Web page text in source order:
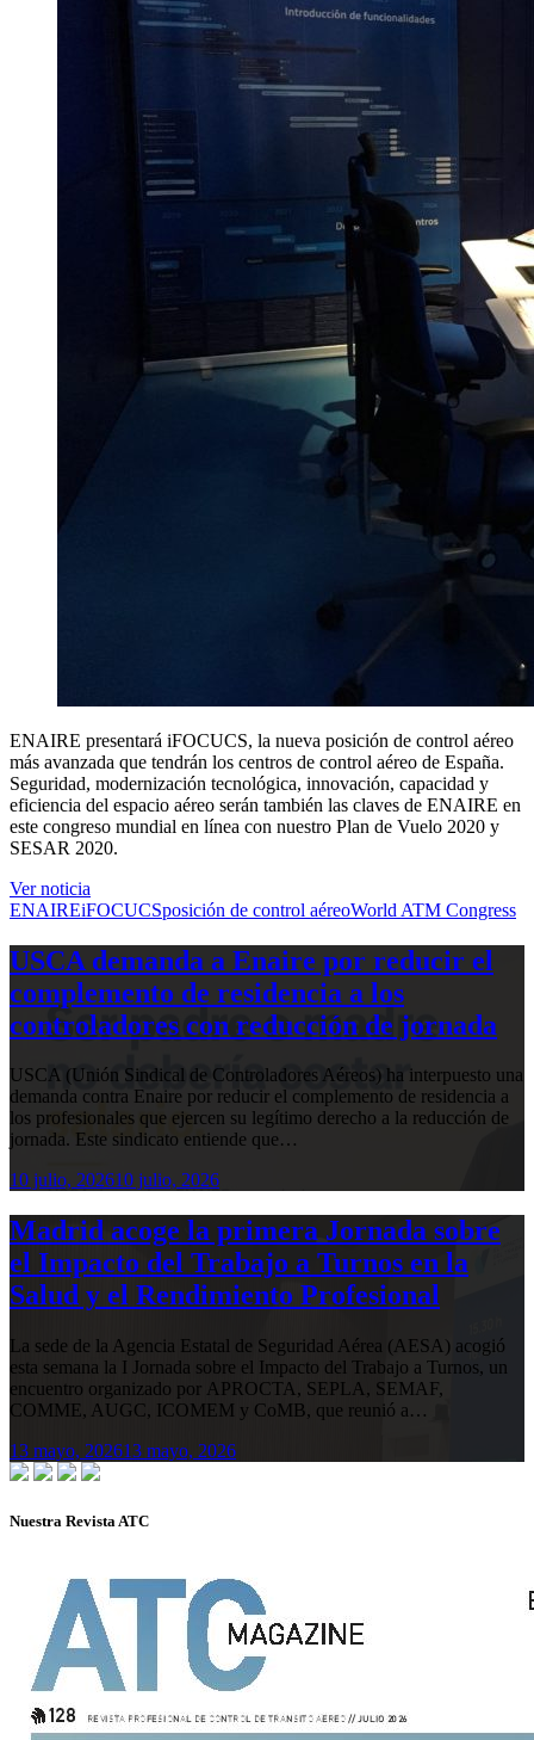
ENAIRE presentará iFOCUCS, la nueva posición de control aéreo
más avanzada que tendrán los centros de control aéreo de España.
Seguridad, modernización tecnológica, innovación, capacidad y
eficiencia del espacio aéreo serán también las claves de ENAIRE en
este congreso mundial en línea con nuestro Plan de Vuelo 2020 y
SESAR 2020.
Ver noticia
ENAIREiFOCUCSposición de control aéreoWorld ATM Congress
USCA demanda a Enaire por reducir el
complemento de residencia a los
controladores con reducción de jornada
USCA (Unión Sindical de Controladores Aéreos) ha interpuesto una
demanda contra Enaire por reducir el complemento de residencia a
los profesionales que ejercen su legítimo derecho a la reducción de
jornada. Este sindicato entiende que…
10 julio, 202610 julio, 2026
Madrid acoge la primera Jornada sobre
el Impacto del Trabajo a Turnos en la
Salud y el Rendimiento Profesional
La sede de la Agencia Estatal de Seguridad Aérea (AESA) acogió
esta semana la I Jornada sobre el Impacto del Trabajo a Turnos, un
encuentro organizado por APROCTA, SEPLA, SEMAF,
COMME, AUGC, ICOMEM y CoMB, que reunió a…
13 mayo, 202613 mayo, 2026
Nuestra Revista ATC